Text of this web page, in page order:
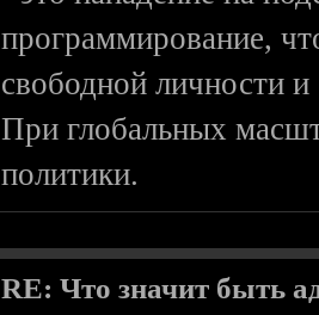
программирование,
свободной личности и
При глобальных
политики.
RE: Что значит быть